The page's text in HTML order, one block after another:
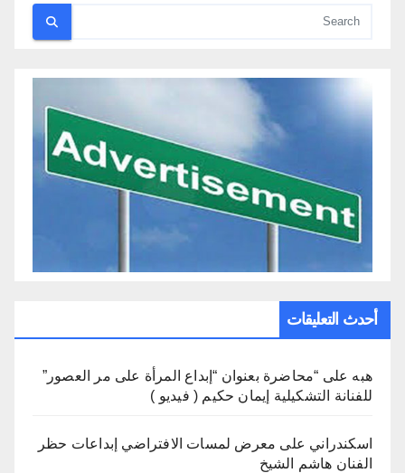
أحدث التعليقات
هبه على “محاضرة بعنوان “إبداع المرأة على مر العصور”
للفنانة التشكيلية إيمان حكيم ( فيديو )
اسكندراني على معرض لمسات الافتراضي إبداعات حظر
الفنان هاشم الشيخ